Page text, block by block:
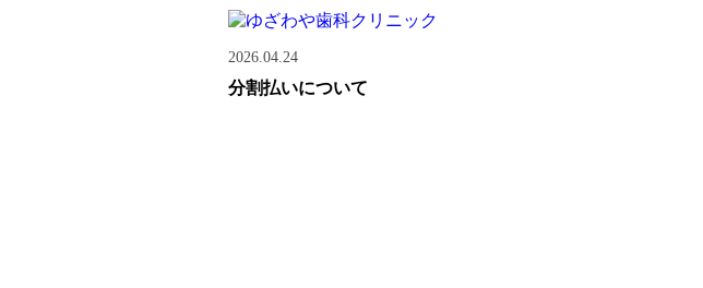
2026.04.24
分割払いについて